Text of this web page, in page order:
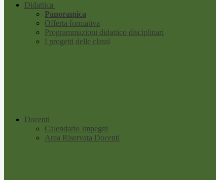
Didattica
Panoramica
Offerta formativa
Programmazioni didattico disciplinari
I progetti delle classi
Docenti
Calendario Impegni
Area Riservata Docenti